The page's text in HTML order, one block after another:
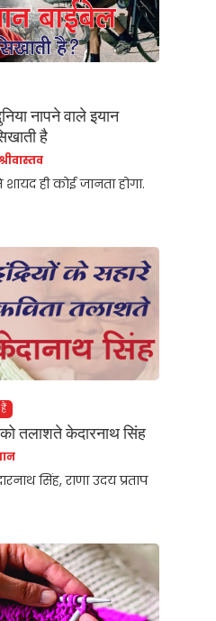
नापने वाले इयान
है
ही कोई जानता होगा.
तलाशते केदारनाथ सिंह
सिंह, राणा उदय प्रताप